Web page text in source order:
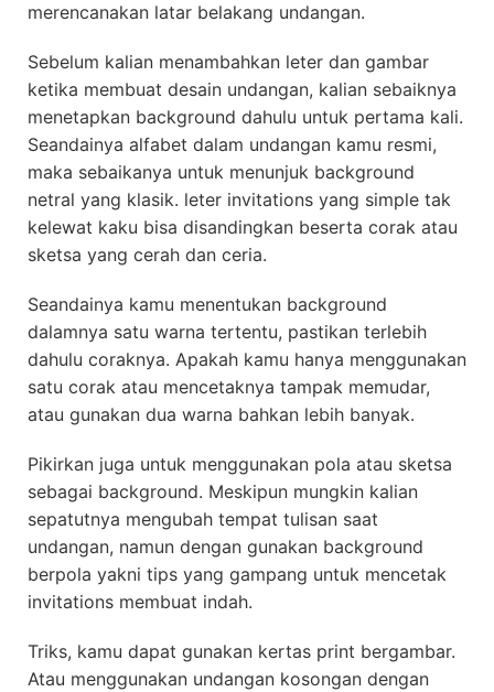
merencanakan latar belakang undangan.
Sebelum kalian menambahkan leter dan gambar
ketika membuat desain undangan, kalian sebaiknya
menetapkan background dahulu untuk pertama kali.
Seandainya alfabet dalam undangan kamu resmi,
maka sebaikanya untuk menunjuk background
netral yang klasik. leter invitations yang simple tak
kelewat kaku bisa disandingkan beserta corak atau
sketsa yang cerah dan ceria.
Seandainya kamu menentukan background
dalamnya satu warna tertentu, pastikan terlebih
dahulu coraknya. Apakah kamu hanya menggunakan
satu corak atau mencetaknya tampak memudar,
atau gunakan dua warna bahkan lebih banyak.
Pikirkan juga untuk menggunakan pola atau sketsa
sebagai background. Meskipun mungkin kalian
sepatutnya mengubah tempat tulisan saat
undangan, namun dengan gunakan background
berpola yakni tips yang gampang untuk mencetak
invitations membuat indah.
Triks, kamu dapat gunakan kertas print bergambar.
Atau menggunakan undangan kosongan dengan